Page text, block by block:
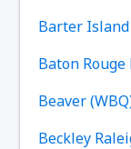
Barter
Baton Rouge
Beaver
Beckley